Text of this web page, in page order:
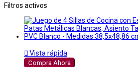
Filtros activos
 Vista rápida
Compra Ahora